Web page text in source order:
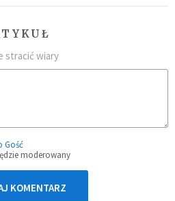
stracić wiary
Gość
moderowany
KOMENTARZ